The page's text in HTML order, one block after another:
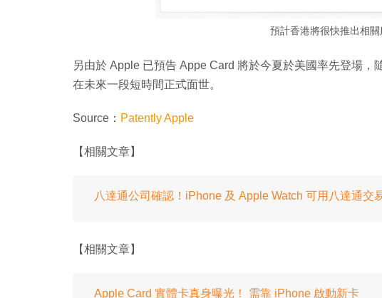
預計香港將很快推出相關
另由於 Apple 已預告 Appe Card 將於今夏於美國率先登場，
在未來一段短時間正式面世。
Source： Patently Apple
【相關文章】
八達通公司確認！iPhone 及 Apple Watch 可用八達通交
【相關文章】
Apple Card 實體卡真身曝光！ 需靠 iPhone 啟動新卡